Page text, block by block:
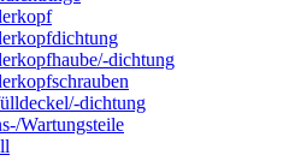
dichtung
dichtung
Wartungsteile